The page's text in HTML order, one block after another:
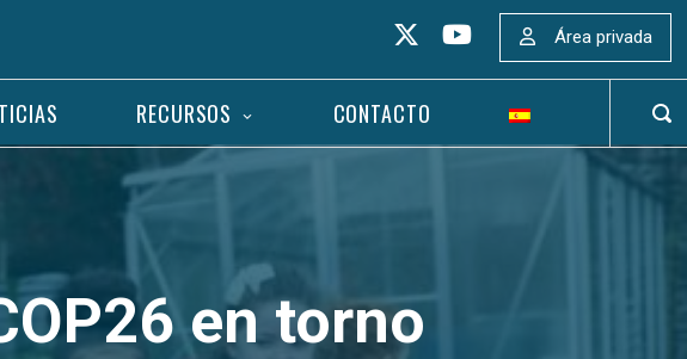
Área privada
RECURSOS CONTACTO
en torno